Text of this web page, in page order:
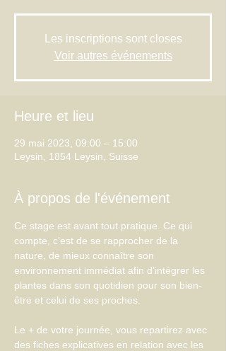
Les inscriptions sont closes
Voir autres événements
Heure et lieu
29 mai 2023, 09:00 – 15:00
Leysin, 1854 Leysin, Suisse
À propos de l'événement
Ce stage est avant tout pratique. Ce qui
compte, c’est de se rapprocher de la
nature, de mieux connaître son
environnement immédiat afin d’intégrer les
plantes dans son quotidien pour son bien-
être et celui de ses proches.
Le + de votre journée, vous repartirez avec
des fiches explicatives en relation avec les